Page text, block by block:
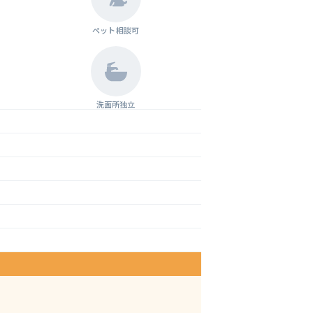
ペット相談可
洗面所独立